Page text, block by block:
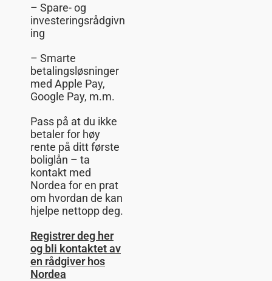
– Spare- og
investeringsrådgivn
ing
– Smarte
betalingsløsninger
med Apple Pay,
Google Pay, m.m.
Pass på at du ikke
betaler for høy
rente på ditt første
boliglån – ta
kontakt med
Nordea for en prat
om hvordan de kan
hjelpe nettopp deg.
Registrer deg her
og bli kontaktet av
en rådgiver hos
Nordea